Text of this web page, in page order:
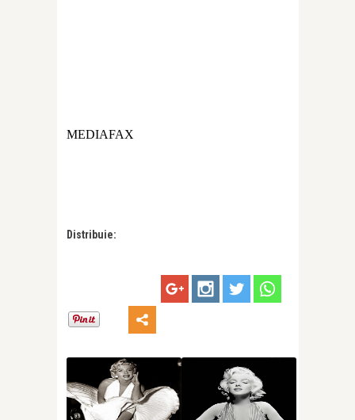
MEDIAFAX
Distribuie: